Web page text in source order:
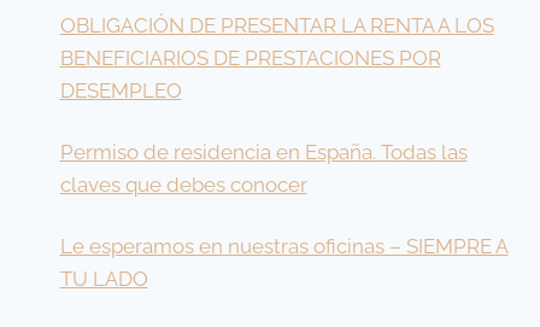
OBLIGACIÓN DE PRESENTAR LA RENTA A LOS
BENEFICIARIOS DE PRESTACIONES POR
DESEMPLEO
Permiso de residencia en España. Todas las
claves que debes conocer
Le esperamos en nuestras oficinas – SIEMPRE A
TU LADO